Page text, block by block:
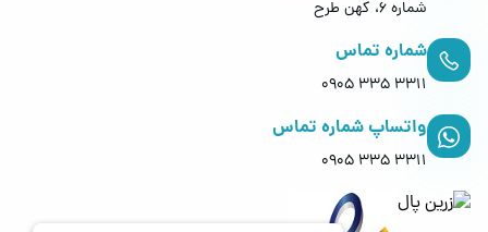
شماره 6، کهن طرح
شماره تماس
0905 335 3311
واتساپ شماره تماس
0905 335 3311